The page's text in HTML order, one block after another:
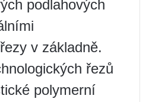
podlahových
v základně.
řezů
polymerní